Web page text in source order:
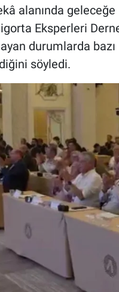
alanında geleceğe
Eksperleri
durumlarda
söyledi.